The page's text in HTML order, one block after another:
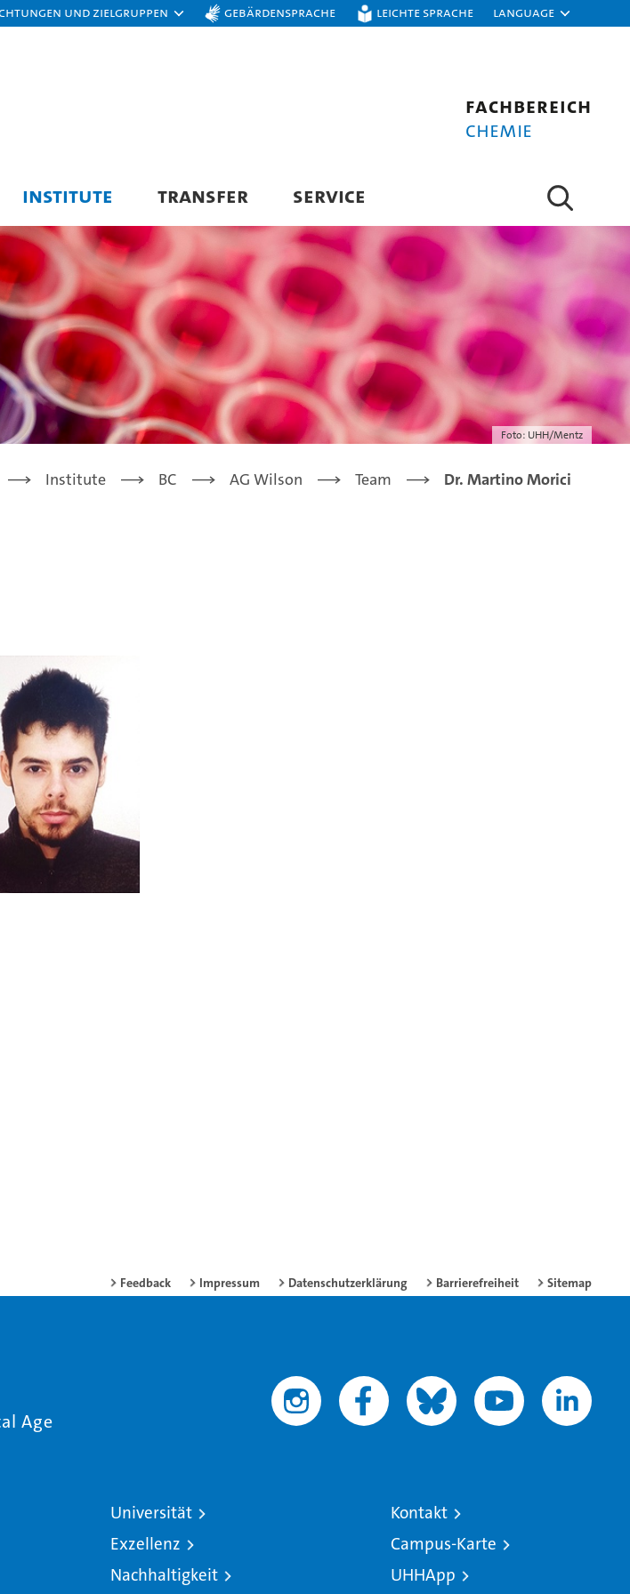
und Zielgruppen Gebärdensprache Leichte Sprache Language
Fachbereich
Chemie
INSTITUTE TRANSFER SERVICE
Foto: UHH/Mentz
Institute BC AG Wilson Team Dr. Martino Morici
Feedback Impressum Datenschutzerklärung Barrierefreiheit Sitemap
Age
Universität
Exzellenz
Nachhaltigkeit
Kontakt
Campus-Karte
UHHApp